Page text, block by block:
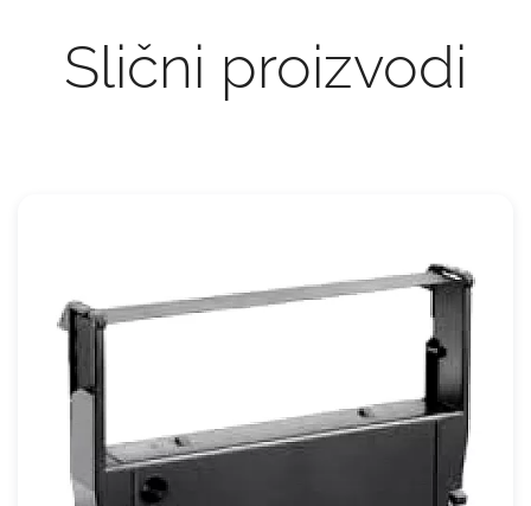
Slični proizvodi